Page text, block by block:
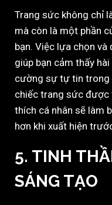
Trang sức không chỉ
mà còn là một phần
bạn. Việc lựa chọn
giúp bạn cảm thấy
cường sự tự tin trong
chiếc trang sức được
thích cá nhân sẽ làm
hơn khi xuất hiện
5. TINH
SÁNG TẠO